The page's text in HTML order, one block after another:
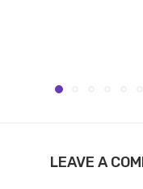
LEAVE A